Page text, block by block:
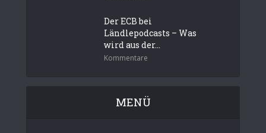
Der ECB bei
Ländlepodcasts – Was
wird aus der...
Kommentare
MENÜ